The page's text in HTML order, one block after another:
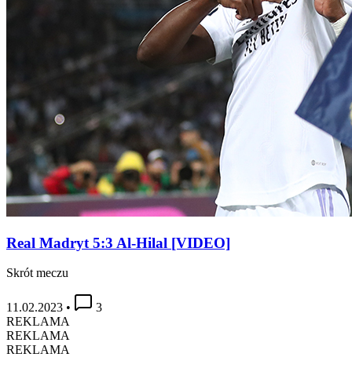
Real Madryt 5:3 Al-Hilal [VIDEO]
Skrót meczu
11.02.2023 •
3
REKLAMA
REKLAMA
REKLAMA